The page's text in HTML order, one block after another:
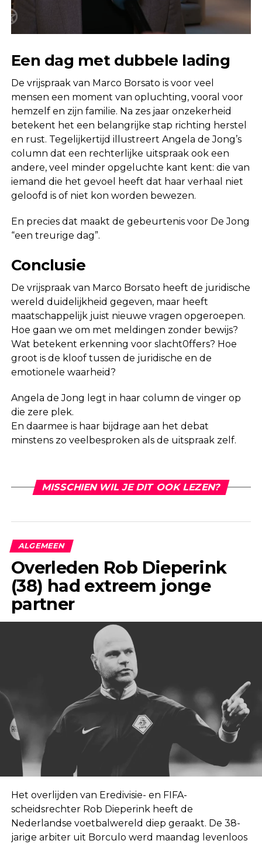
Een dag met dubbele lading
De vrijspraak van Marco Borsato is voor veel
mensen een moment van opluchting, vooral voor
hemzelf en zijn familie. Na zes jaar onzekerheid
betekent het een belangrijke stap richting herstel
en rust. Tegelijkertijd illustreert Angela de Jong’s
column dat een rechterlijke uitspraak ook een
andere, veel minder opgeluchte kant kent: die van
iemand die het gevoel heeft dat haar verhaal niet
geloofd is of niet kon worden bewezen.
En precies dat maakt de gebeurtenis voor De Jong
“een treurige dag”.
Conclusie
De vrijspraak van Marco Borsato heeft de juridische
wereld duidelijkheid gegeven, maar heeft
maatschappelijk juist nieuwe vragen opgeroepen.
Hoe gaan we om met meldingen zonder bewijs?
Wat betekent erkenning voor slacht0ffers? Hoe
groot is de kloof tussen de juridische en de
emotionele waarheid?
Angela de Jong legt in haar column de vinger op
die zere plek.
En daarmee is haar bijdrage aan het debat
minstens zo veelbesproken als de uitspraak zelf.
MISSCHIEN WIL JE DIT OOK LEZEN?
ALGEMEEN
Overleden Rob Dieperink
(38) had extreem jonge
partner
Het overlijden van Eredivisie- en FIFA-
scheidsrechter Rob Dieperink heeft de
Nederlandse voetbalwereld diep geraakt. De 38-
jarige arbiter uit Borculo werd maandag levenloos